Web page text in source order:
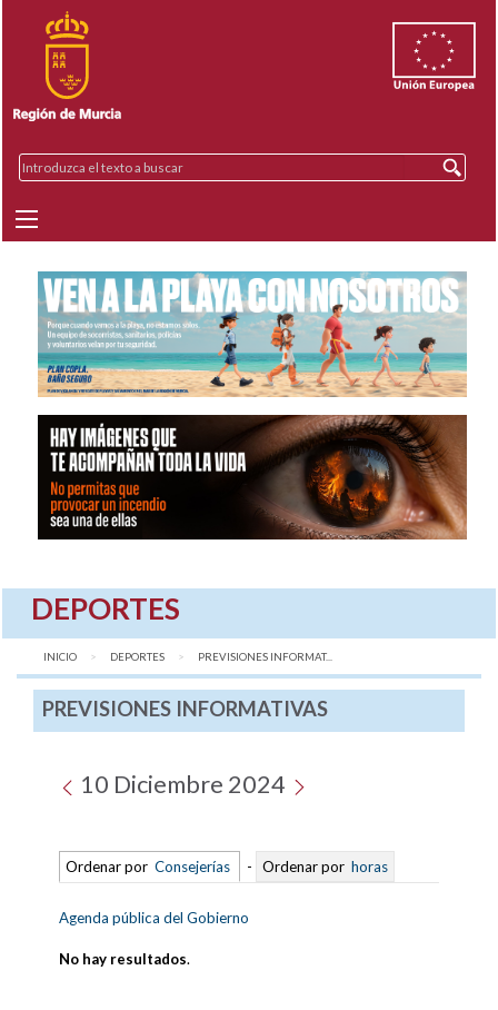
DEPORTES
INICIO DEPORTES AQUÍ:
PREVISIONES INFORMAT...
PREVISIONES INFORMATIVAS
10 Diciembre 2024
Ordenar por Consejerías - Ordenar por horas
Agenda pública del Gobierno
No hay resultados.